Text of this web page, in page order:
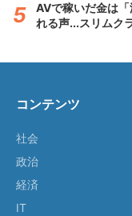
AVで稼いだ金は
れる声...スリムク
コンテンツ
社会
政治
経済
IT